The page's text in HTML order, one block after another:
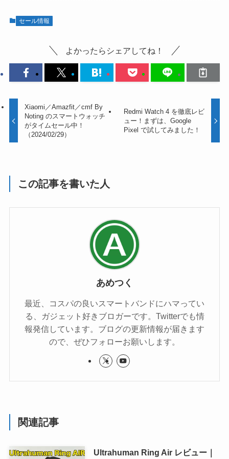
セール情報
よかったらシェアしてね！
Xiaomi／Amazfit／cmf By
Noting のスマートウォッチ
がタイムセール中！
（2024/02/29）
Redmi Watch 4 を徹底レビ
ュー！まずは、Google
Pixel で試してみました！
この記事を書いた人
あめつく
最近、コスパの良いスマートバンドにハマってい
る、ガジェット好きブロガーです。Twitterでも情
報発信しています。ブログの更新情報が届きます
ので、ぜひフォローお願いします。
関連記事
Ultrahuman Ring Air レビュー｜